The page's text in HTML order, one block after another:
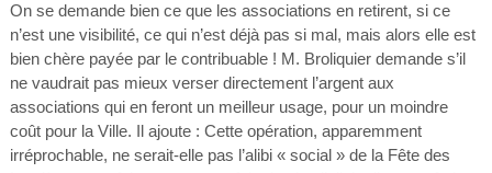
On se demande bien ce que les associations en retirent, si ce
n’est une visibilité, ce qui n’est déjà pas si mal, mais alors elle est
bien chère payée par le contribuable ! M. Broliquier demande s’il
ne vaudrait pas mieux verser directement l’argent aux
associations qui en feront un meilleur usage, pour un moindre
coût pour la Ville. Il ajoute : Cette opération, apparemment
irréprochable, ne serait-elle pas l’alibi « social » de la Fête des